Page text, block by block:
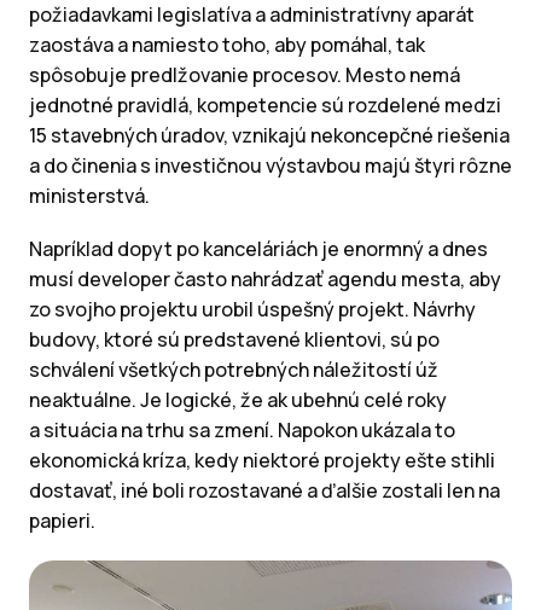
požiadavkami legislatíva a administratívny aparát
zaostáva a namiesto toho, aby pomáhal, tak
spôsobuje predlžovanie procesov. Mesto nemá
jednotné pravidlá, kompetencie sú rozdelené medzi
15 stavebných úradov, vznikajú nekoncepčné riešenia
a do činenia s investičnou výstavbou majú štyri rôzne
ministerstvá.
Napríklad dopyt po kanceláriách je enormný a dnes
musí developer často nahrádzať agendu mesta, aby
zo svojho projektu urobil úspešný projekt. Návrhy
budovy, ktoré sú predstavené klientovi, sú po
schválení všetkých potrebných náležitostí úž
neaktuálne. Je logické, že ak ubehnú celé roky
a situácia na trhu sa zmení. Napokon ukázala to
ekonomická kríza, kedy niektoré projekty ešte stihli
dostavať, iné boli rozostavané a ďalšie zostali len na
papieri.